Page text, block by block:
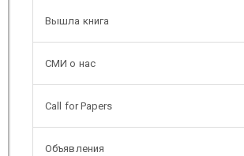
Вышла книга
СМИ о нас
Call for Papers
Объявления